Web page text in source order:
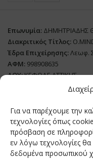
Για να παρέχουμε την
τεχνολογίες όπως
πρόσβαση σε
εν λόγω τεχνολογίες θα
δεδομένα προσωπικού
Επωνυμία: ΔΗΜΗΤΡΙΑΔΗΣ
Διακριτικός Τίτλος:
Έδρα Επιχείρησης:Λεωφ.
ΑΦΜ: 998908635
ΔΟΥ:ΚΕΦΟΔΕ ΑΤΤΙΚΗΣ
Όνομα Ιδιοκτήτη και
Διευθυντής Σύνταξης:
Domain:grillmagazine.gr
Δικαιούχος Domain:
Διευθυντής:Θεόδωρος
Διαχειριστής:Θεόδωρος